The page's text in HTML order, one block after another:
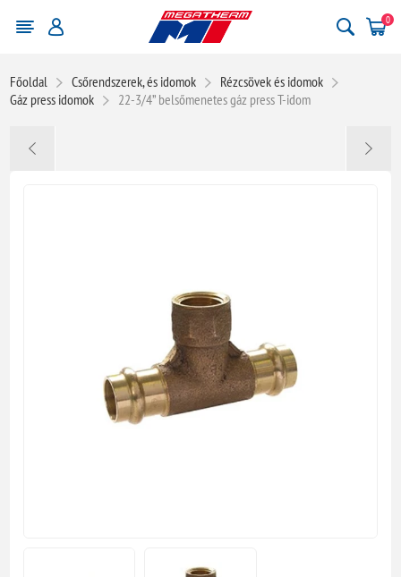
0
Főoldal Csőrendszerek, és idomok
Rézcsövek és idomok
Gáz press idomok
22-3/4” belsőmenetes gáz press T-idom